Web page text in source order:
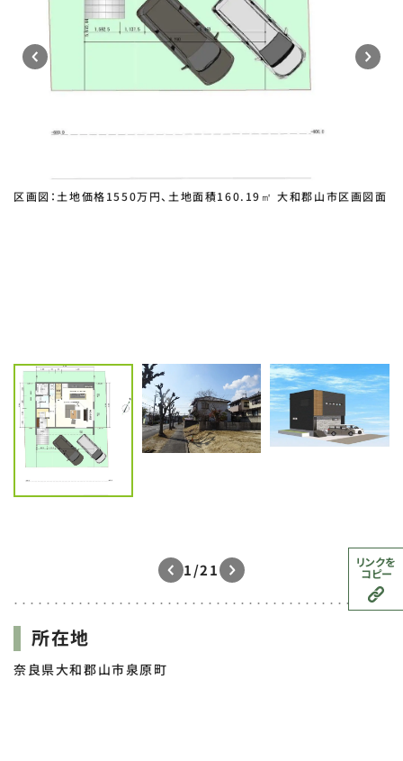
区画図：土地価格1550万円、土地面積160.19㎡ 大和郡山市区画図面
1/21
所在地
奈良県大和郡山市泉原町
リンクを
コピー